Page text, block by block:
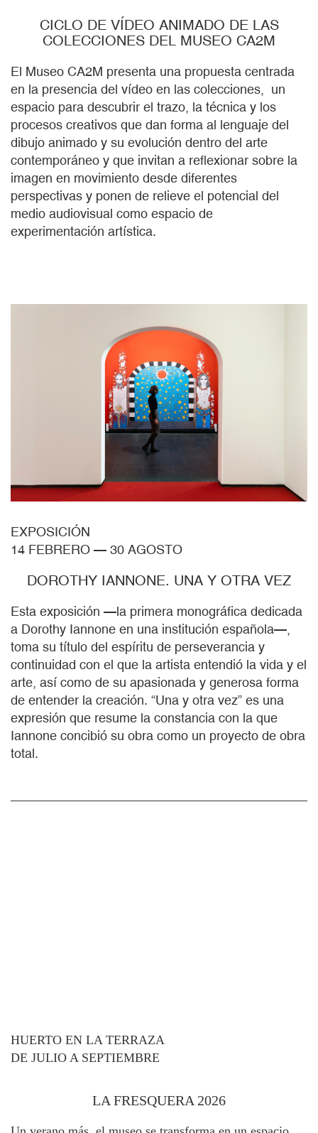
CICLO DE VÍDEO ANIMADO DE LAS
COLECCIONES DEL MUSEO CA2M
El Museo CA2M presenta una propuesta centrada
en la presencia del vídeo en las colecciones, un
espacio para descubrir el trazo, la técnica y los
procesos creativos que dan forma al lenguaje del
dibujo animado y su evolución dentro del arte
contemporáneo y que invitan a reflexionar sobre la
imagen en movimiento desde diferentes
perspectivas y ponen de relieve el potencial del
medio audiovisual como espacio de
experimentación artística.
EXPOSICIÓN
14 FEBRERO — 30 AGOSTO
DOROTHY IANNONE. UNA Y OTRA VEZ
Esta exposición —la primera monográfica dedicada
a Dorothy Iannone en una institución española—,
toma su título del espíritu de perseverancia y
continuidad con el que la artista entendió la vida y el
arte, así como de su apasionada y generosa forma
de entender la creación. “Una y otra vez” es una
expresión que resume la constancia con la que
Iannone concibió su obra como un proyecto de obra
total.
HUERTO EN LA TERRAZA
DE JULIO A SEPTIEMBRE
LA FRESQUERA 2026